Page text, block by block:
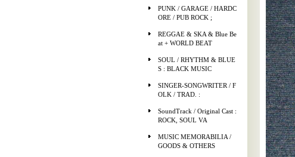
PUNK / GARAGE / HARDC
ORE / PUB ROCK ;
REGGAE & SKA & Blue Be
at + WORLD BEAT
SOUL / RHYTHM & BLUE
S : BLACK MUSIC
SINGER-SONGWRITER / F
OLK / TRAD. :
SoundTrack / Original Cast :
ROCK, SOUL VA
MUSIC MEMORABILIA /
GOODS & OTHERS